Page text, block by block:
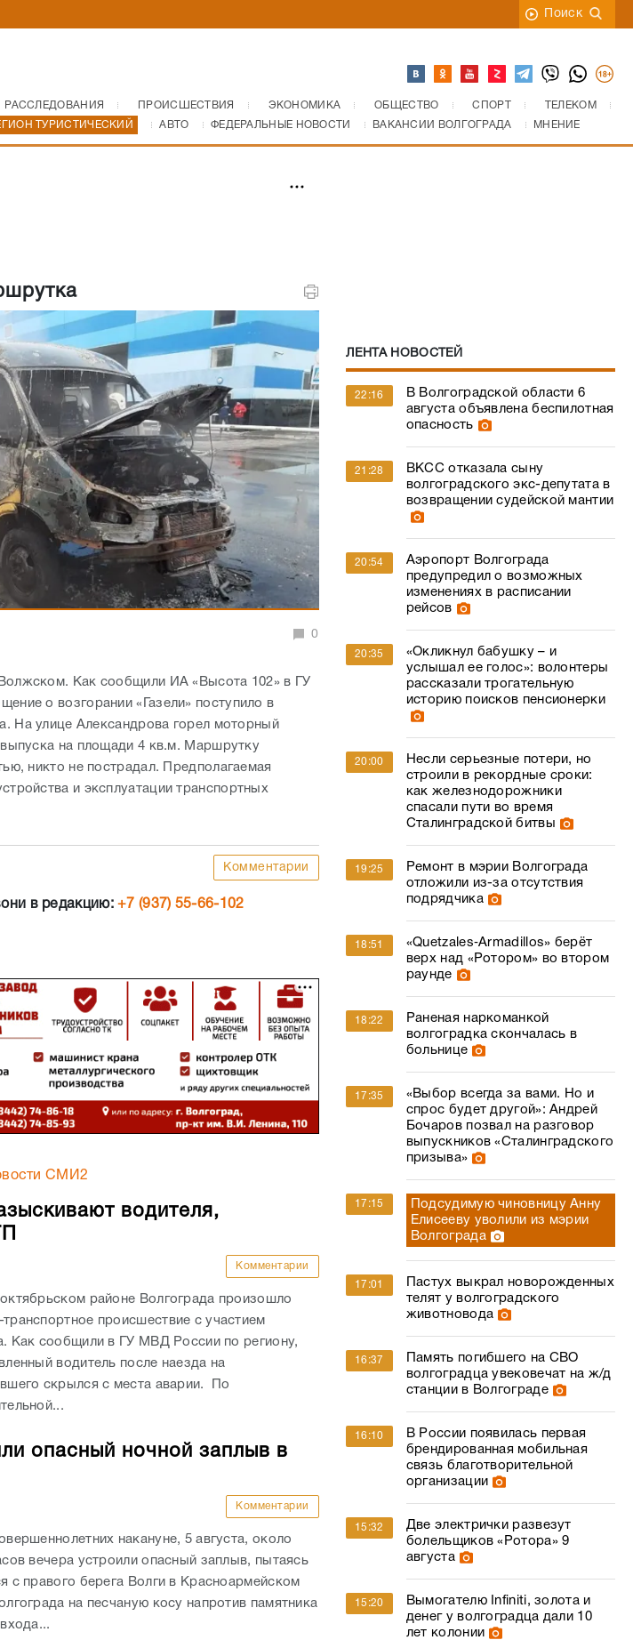
Поиск
РАССЛЕДОВАНИЯ ПРОИСШЕСТВИЯ ЭКОНОМИКА ОБЩЕСТВО СПОРТ
ТЕЛЕКОМ
ТУРИСТИЧЕСКИЙ АВТО ФЕДЕРАЛЬНЫЕ НОВОСТИ ВАКАНСИИ ВОЛГОГРАДА МНЕНИЕ
0
Как сообщили ИА «Высота 102» в ГУ
о возгорании «Газели» поступило в
На улице Александрова горел моторный
выпуска на площади 4 кв.м. Маршрутку
никто не пострадал. Предполагаемая
и эксплуатации транспортных
Комментарии
в редакцию:+7 (937) 55-66-102
СМИ2
водителя,
Комментарии
районе Волгограда произошло
происшествие с участием
Как сообщили в ГУ МВД России по региону,
водитель после наезда на
скрылся с места аварии. По
опасный ночной заплыв в
Комментарии
накануне, 5 августа, около
вечера устроили опасный заплыв, пытаясь
с правого берега Волги в Красноармейском
на песчаную косу напротив памятника
ЛЕНТА НОВОСТЕЙ
22:16
В Волгоградской области 6
августа объявлена беспилотная
опасность
21:28
ВКСС отказала сыну
волгоградского экс-депутата в
возвращении судейской мантии
20:54
Аэропорт Волгограда
предупредил о возможных
изменениях в расписании
рейсов
20:35
«Окликнул бабушку – и
услышал ее голос»: волонтеры
рассказали трогательную
историю поисков пенсионерки
20:00
Несли серьезные потери, но
строили в рекордные сроки:
как железнодорожники
спасали пути во время
Сталинградской битвы
19:25
Ремонт в мэрии Волгограда
отложили из-за отсутствия
подрядчика
18:51
«Quetzales‑Armadillos» берёт
верх над «Ротором» во втором
раунде
18:22
Раненая наркоманкой
волгоградка скончалась в
больнице
17:35
«Выбор всегда за вами. Но и
спрос будет другой»: Андрей
Бочаров позвал на разговор
выпускников «Сталинградского
призыва»
17:15
Подсудимую чиновницу Анну
Елисееву уволили из мэрии
Волгограда
17:01
Пастух выкрал новорожденных
телят у волгоградского
животновода
16:37
Память погибшего на СВО
волгоградца увековечат на ж/д
станции в Волгограде
16:10
В России появилась первая
брендированная мобильная
связь благотворительной
организации
15:32
Две электрички развезут
болельщиков «Ротора» 9
августа
15:20
Вымогателю Infiniti, золота и
денег у волгоградца дали 10
лет колонии